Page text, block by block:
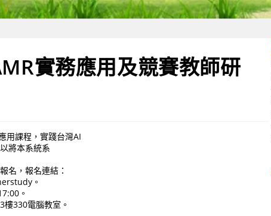
實務應用及競賽教師研
用課程，實踐台灣AI
將本系統系
名，報名連結：
。
。
330電腦教室。